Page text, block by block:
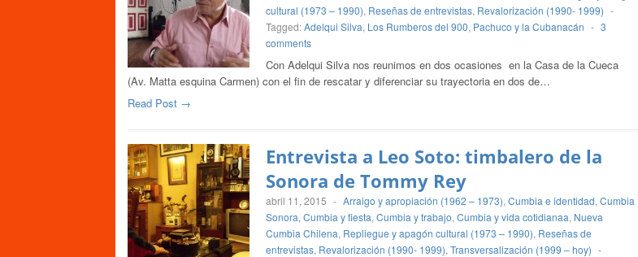
cultural (1973 – 1990), Reseñas de entrevistas, Revalorización (1990- 1999) -
Tagged:Adelqui Silva, Los Rumberos del 900, Pachuco y la Cubanacán - 3
comments
Con Adelqui Silva nos reunimos en dos ocasiones en la Casa de la Cueca
(Av. Matta esquina Carmen) con el fin de rescatar y diferenciar su trayectoria en dos de…
Read Post →
Entrevista a Leo Soto: timbalero de la
Sonora de Tommy Rey
abril 11, 2015 - Arraigo y apropiación (1962 – 1973), Cumbia e identidad, Cumbia
Sonora, Cumbia y fiesta, Cumbia y trabajo, Cumbia y vida cotidianaa, Nueva
Cumbia Chilena, Repliegue y apagón cultural (1973 – 1990), Reseñas de
entrevistas, Revalorización (1990- 1999), Transversalización (1999 – hoy) -